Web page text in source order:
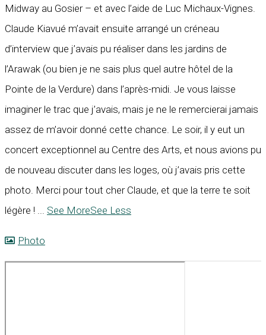
Midway au Gosier – et avec l’aide de Luc Michaux-Vignes.
Claude Kiavué m’avait ensuite arrangé un créneau
d’interview que j’avais pu réaliser dans les jardins de
l’Arawak (ou bien je ne sais plus quel autre hôtel de la
Pointe de la Verdure) dans l’après-midi. Je vous laisse
imaginer le trac que j’avais, mais je ne le remercierai jamais
assez de m’avoir donné cette chance. Le soir, il y eut un
concert exceptionnel au Centre des Arts, et nous avions pu
de nouveau discuter dans les loges, où j’avais pris cette
photo. Merci pour tout cher Claude, et que la terre te soit
légère ! ... See MoreSee Less
Photo